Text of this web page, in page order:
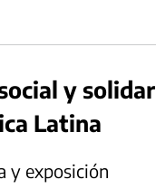
y
Latina
y exposición